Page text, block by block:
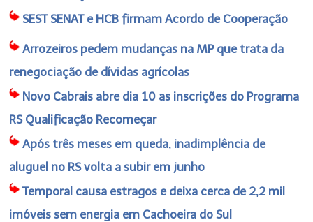
SEST SENAT e HCB firmam Acordo de Cooperação
Arrozeiros pedem mudanças na MP que trata da
renegociação de dívidas agrícolas
Novo Cabrais abre dia 10 as inscrições do Programa
RS Qualificação Recomeçar
Após três meses em queda, inadimplência de
aluguel no RS volta a subir em junho
Temporal causa estragos e deixa cerca de 2,2 mil
imóveis sem energia em Cachoeira do Sul